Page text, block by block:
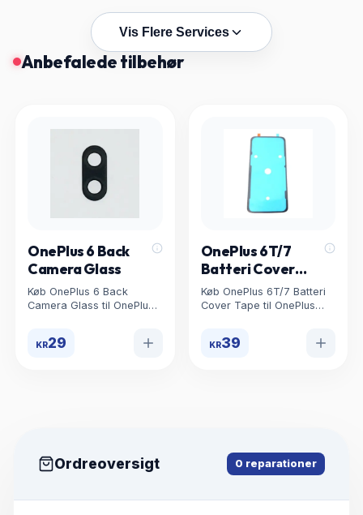
Vis Flere Services
Anbefalede tilbehør
OnePlus 6 Back
Camera Glass
Køb OnePlus 6 Back
Camera Glass til OnePlus
hos uBreakWeFix.
KR29
OnePlus 6T/7
Batteri Cover
Tape
Køb OnePlus 6T/7 Batteri
Cover Tape til OnePlus
hos uBreakWeFix.
KR39
Ordreoversigt 0 reparationer